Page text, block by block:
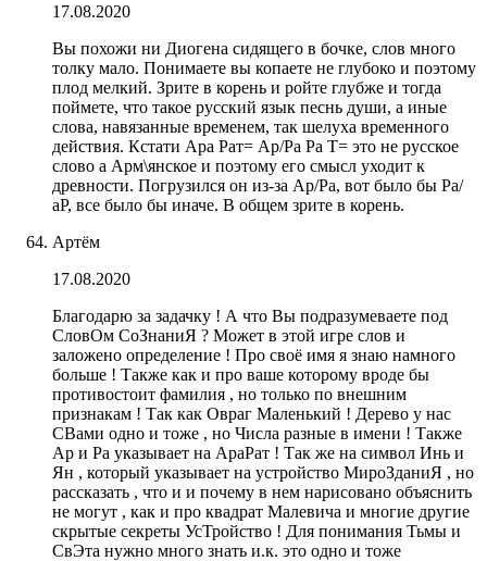
17.08.2020
Вы похожи ни Диогена сидящего в бочке, слов много
толку мало. Понимаете вы копаете не глубоко и поэтому
плод мелкий. Зрите в корень и ройте глубже и тогда
поймете, что такое русский язык песнь души, а иные
слова, навязанные временем, так шелуха временного
действия. Кстати Ара Рат= Ар/Ра Ра Т= это не русское
слово а Арм\янское и поэтому его смысл уходит к
древности. Погрузился он из-за Ар/Ра, вот было бы Ра/
аР, все было бы иначе. В общем зрите в корень.
Артём
17.08.2020
Благодарю за задачку ! А что Вы подразумеваете под
СловОм СоЗнаниЯ ? Может в этой игре слов и
заложено определение ! Про своё имя я знаю намного
больше ! Также как и про ваше которому вроде бы
противостоит фамилия , но только по внешним
признакам ! Так как Овраг Маленький ! Дерево у нас
СВами одно и тоже , но Числа разные в имени ! Также
Ар и Ра указывает на АраРат ! Так же на символ Инь и
Ян , который указывает на устройство МироЗданиЯ , но
рассказать , что и и почему в нем нарисовано объяснить
не могут , как и про квадрат Малевича и многие другие
скрытые секреты УсТройство ! Для понимания Тьмы и
СвЭта нужно много знать и.к. это одно и тоже